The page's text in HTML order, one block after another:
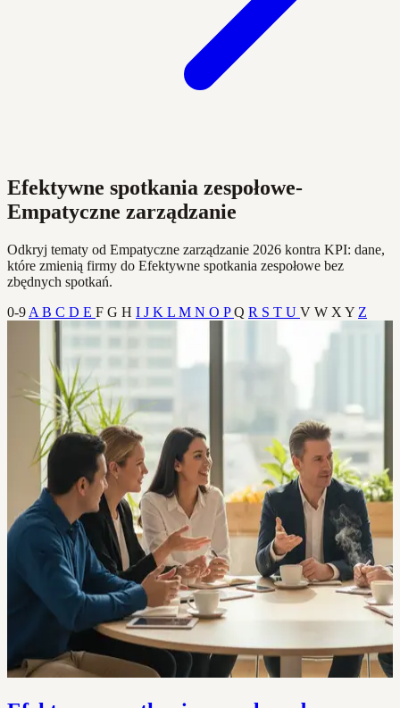
Efektywne spotkania zespołowe-
Empatyczne zarządzanie
Odkryj tematy od Empatyczne zarządzanie 2026 kontra KPI: dane,
które zmienią firmy do Efektywne spotkania zespołowe bez
zbędnych spotkań.
0-9 A B C D E F G H I J K L M N O PQ R S T U V W X Y Z